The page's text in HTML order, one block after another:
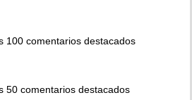
100 comentarios destacados
50 comentarios destacados